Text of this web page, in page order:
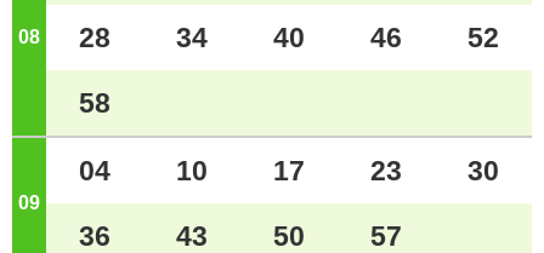
08 28 34 40 46 52
58
09 ジ
04 10 17 23 30
36 43 50 57